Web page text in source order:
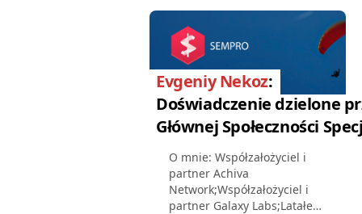
promocją stron
internetowych...
Evgeniy Nekoz:
Doświadczenie dzielone
Głównej Społeczności
O mnie: Współzałożyciel i
partner Achiva
Network;Współzałożyciel i
partner Galaxy Labs;Latałem